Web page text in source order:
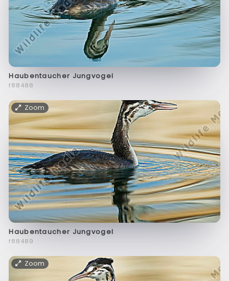
Haubentaucher Jungvogel
f88488
Zoom
Haubentaucher Jungvogel
f88489
Zoom